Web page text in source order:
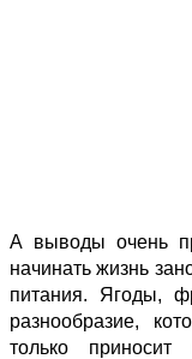
А выводы очень
начинать жизнь
питания. Ягоды,
разнообразие,
только